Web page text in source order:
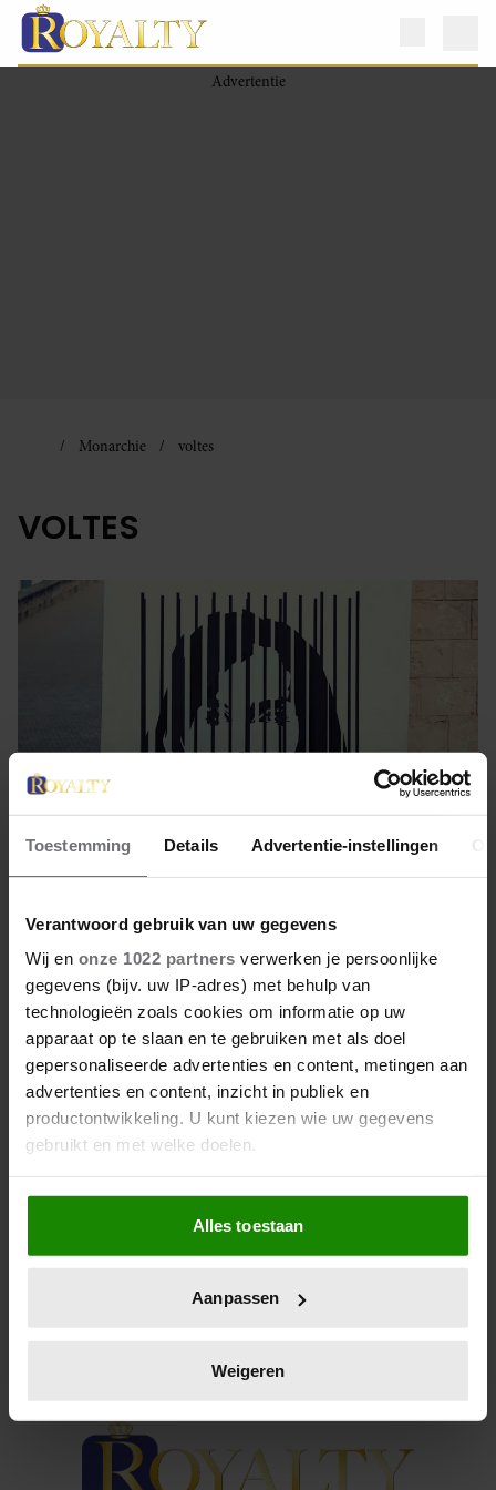
Toestemming Details Advertentie-instellingen
Verantwoord gebruik van uw gegevens
Wij en onze 1022 partners verwerken je persoonlijke
gegevens (bijv. uw IP-adres) met behulp van
technologieën zoals cookies om informatie op uw
apparaat op te slaan en te gebruiken met als doel
gepersonaliseerde advertenties en content, metingen aan
advertenties en content, inzicht in publiek en
productontwikkeling. U kunt kiezen wie uw gegevens
gebruikt en met welke doelen.
Als u het toestaat, willen we ook graag:
Informatie verzamelen over uw geografische
locatie, die tot een paar meter nauwkeurig kan zijn
scannen op specifieke eigenschappen (fingerprinting)
verwerkt en stel uw voorkeuren in het
intrekken in de Cookieverklaring.
We gebruiken cookies om content en advertenties te
Alles toestaan
Aanpassen
Weigeren
Monarchie voltes
VOLTES
11 augustus 2023
KUNST! MAAR WIE IS HET?
Pal tegenover de kathedraal dook ineens een
opvallend kunstwerk op, Het portret van een royal.
Maar wie is het?